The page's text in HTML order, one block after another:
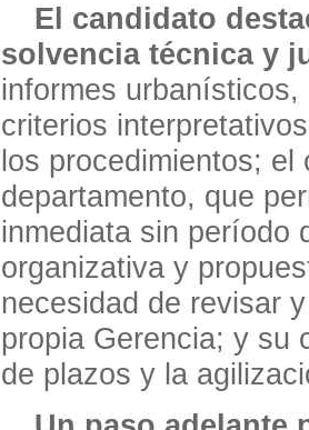
El candidato
solvencia técnica y
informes
criterios
los procedimientos; el
departamento, que
inmediata sin período
organizativa y
necesidad de revisar
propia Gerencia; y su
de plazos y la